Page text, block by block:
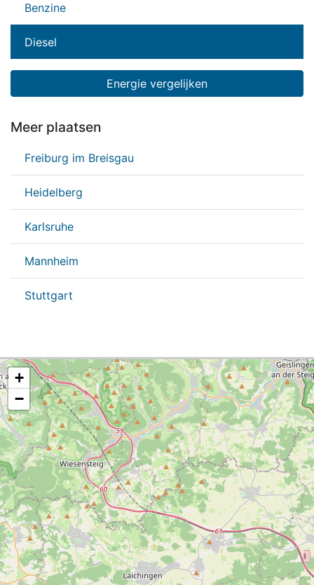
Benzine
Diesel
Energie vergelijken
Meer plaatsen
Freiburg im Breisgau
Heidelberg
Karlsruhe
Mannheim
Stuttgart
+
−